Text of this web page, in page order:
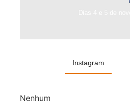
Instagram
Nenhum